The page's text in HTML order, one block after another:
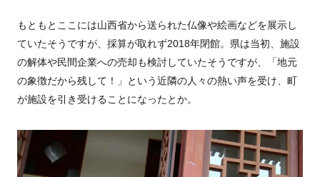
もともとここには山西省から送られた仏像や絵画などを展示し
ていたそうですが、採算が取れず2018年閉館。県は当初、施設
の解体や民間企業への売却も検討していたそうですが、「地元
の象徴だから残して！」という近隣の人々の熱い声を受け、町
が施設を引き受けることになったとか。